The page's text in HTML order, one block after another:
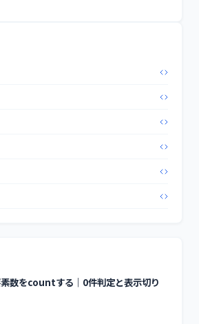
数をcountする｜0件判定と表示切り